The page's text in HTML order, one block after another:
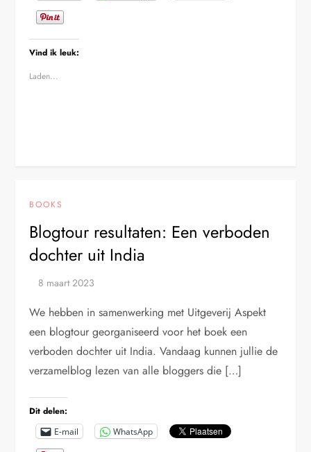
Vind ik leuk:
Laden...
BOOKS
Blogtour resultaten: Een verboden
dochter uit India
We hebben in samenwerking met Uitgeverij Aspekt
een blogtour georganiseerd voor het boek een
verboden dochter uit India. Vandaag kunnen jullie de
verzamelblog lezen van alle bloggers die […]
Dit delen:
E-mail WhatsApp